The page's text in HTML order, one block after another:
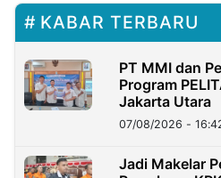
KABAR TERBARU
PT MMI dan
Program
Jakarta Utara
07/08/2026 -
Jadi Makelar